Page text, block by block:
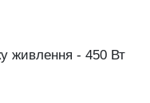
живлення - 450 Вт